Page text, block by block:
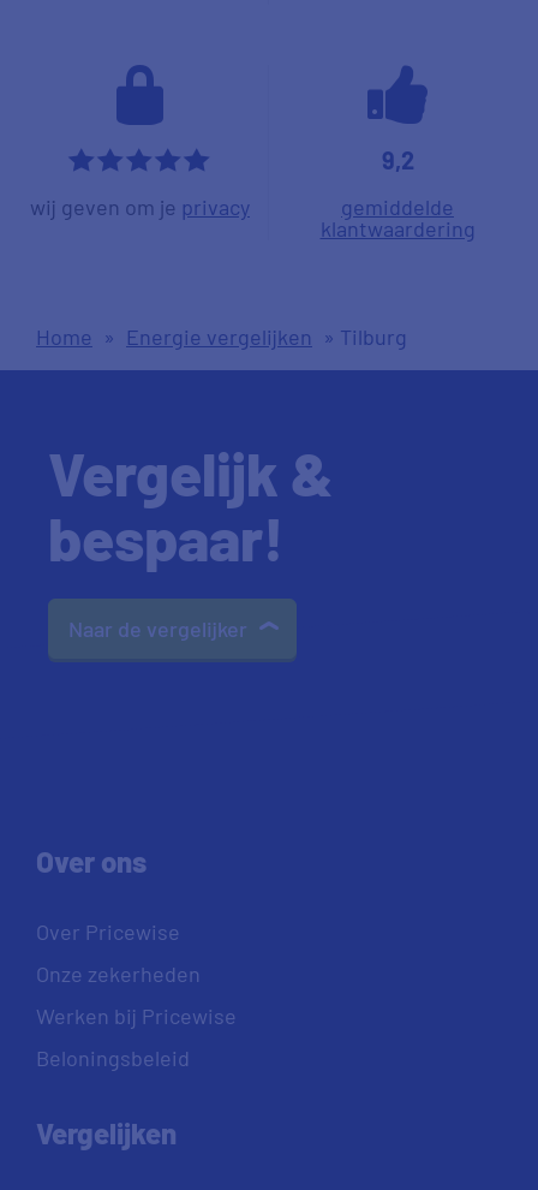
*****
wij geven om je privacy
9,2
gemiddelde
klantwaardering
Home » Energie vergelijken » Tilburg
Vergelijk &
bespaar!
Naar de vergelijker
Over ons
Over Pricewise
Onze zekerheden
Werken bij Pricewise
Beloningsbeleid
Vergelijken